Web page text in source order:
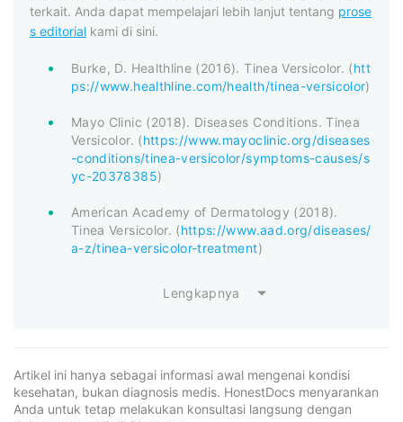
terkait. Anda dapat mempelajari lebih lanjut tentang prose
s editorial kami di sini.
Burke, D. Healthline (2016). Tinea Versicolor. (htt
ps://www.healthline.com/health/tinea-versicolor)
Mayo Clinic (2018). Diseases Conditions. Tinea
Versicolor. (https://www.mayoclinic.org/diseases
-conditions/tinea-versicolor/symptoms-causes/s
yc-20378385)
American Academy of Dermatology (2018).
Tinea Versicolor. (https://www.aad.org/diseases/
a-z/tinea-versicolor-treatment)
Lengkapnya
Artikel ini hanya sebagai informasi awal mengenai kondisi
kesehatan, bukan diagnosis medis. HonestDocs menyarankan
Anda untuk tetap melakukan konsultasi langsung dengan